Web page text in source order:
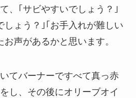
、｢サビやすいでしょう？｣
しょう？｣｢お手入れが難しい
声があるかと思います。
てバーナーですべて真っ赤
し、その後にオリーブオイ